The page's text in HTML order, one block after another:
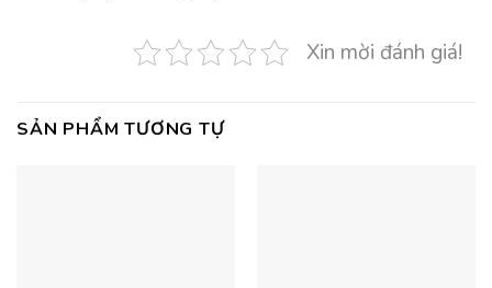
Xin mời đánh giá!
SẢN PHẨM TƯƠNG TỰ